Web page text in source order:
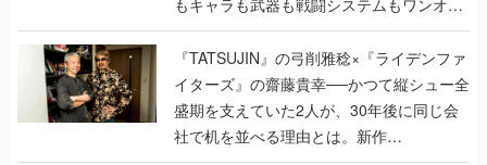
で作り込まれた理由を両ディレクターに聞
く
『TATSUJIN』の弓削雅稔×『ライデンファ
イターズ』の齋藤貴幸──かつて縦シュー全
盛期を支えていた2人が、30年後に同じ会
社で机を並べる理由とは。新作